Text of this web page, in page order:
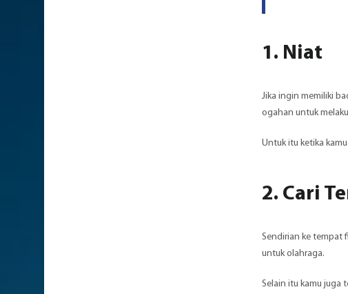
1. Niat
Jika ingin memiliki
ogahan untuk
Untuk itu ketika
2. Cari
Sendirian ke tempat
untuk olahraga.
Selain itu kamu juga